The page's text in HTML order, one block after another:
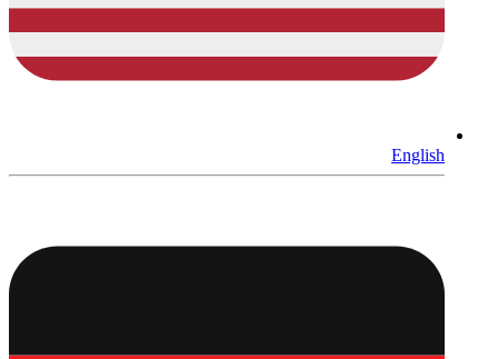
English